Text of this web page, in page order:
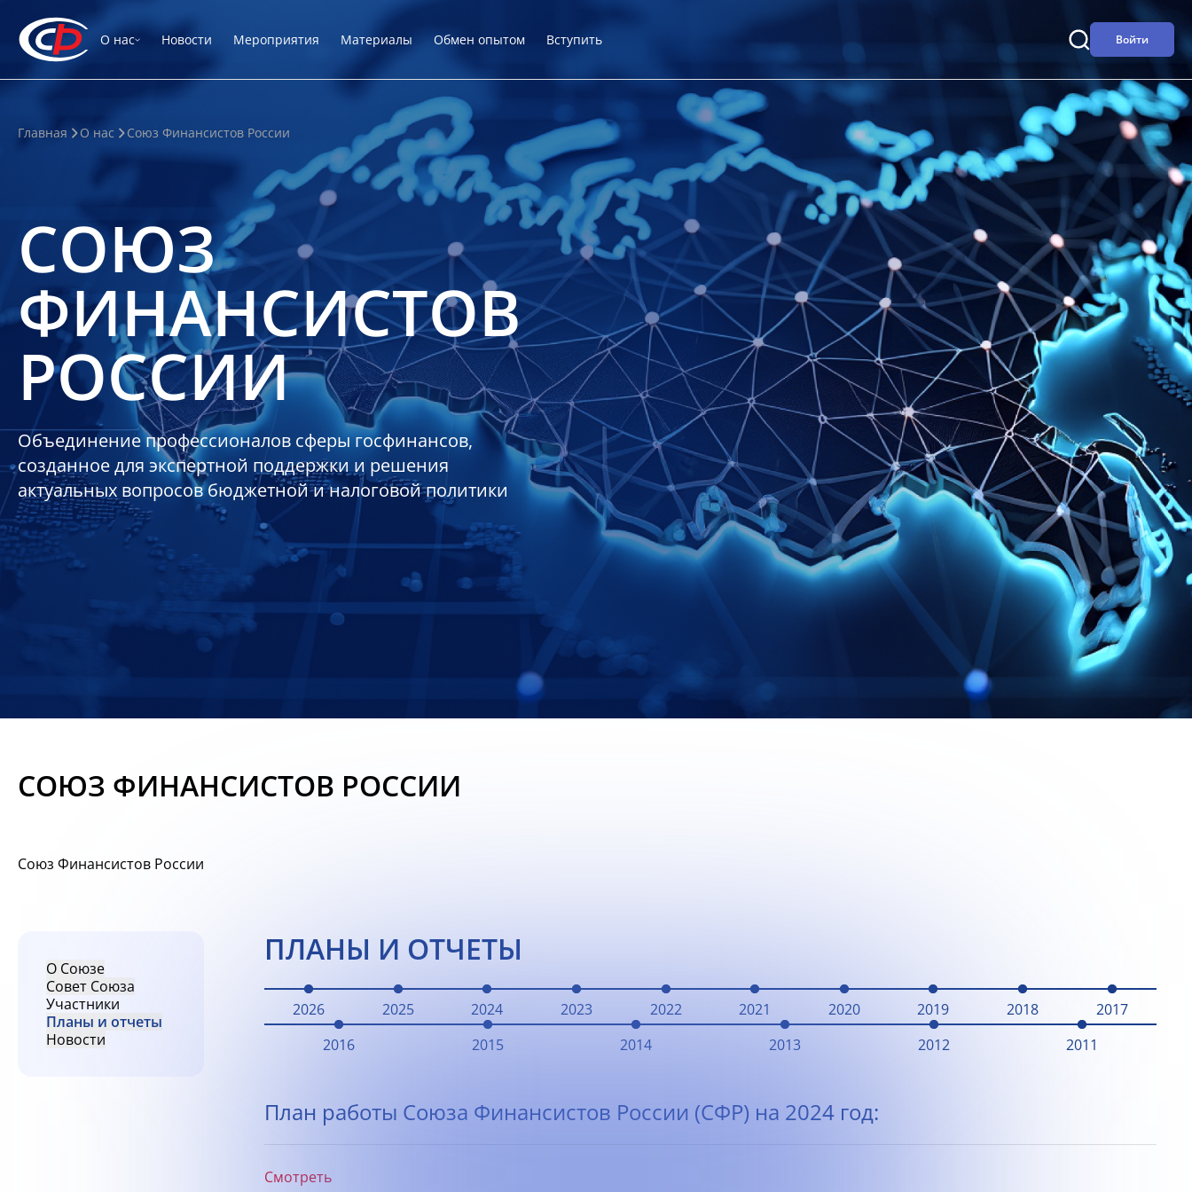
О нас Новости Мероприятия Материалы Обмен опытом Вступить Войти
Главная О нас Союз Финансистов России
СОЮЗ
ФИНАНСИСТОВ
РОССИИ
Объединение профессионалов сферы госфинансов,
созданное для экспертной поддержки и решения
актуальных вопросов бюджетной и налоговой политики
СОЮЗ ФИНАНСИСТОВ РОССИИ
Союз Финансистов России
О Союзе
Совет Союза
Участники
Планы и отчеты
Новости
ПЛАНЫ И ОТЧЕТЫ
2026 2025 2024 2023 2022 2021 2020 2019 2018
2017
2016
2015 2014 2013 2012 2011
План работы Союза Финансистов России (СФР) на 2024 год:
Смотреть